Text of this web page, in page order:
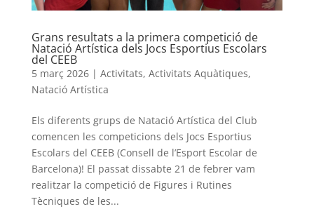
Grans resultats a la primera competició de
Natació Artística dels Jocs Esportius Escolars
del CEEB
5 març 2026| Activitats, Activitats Aquàtiques,
Natació Artística
Els diferents grups de Natació Artística del Club
comencen les competicions dels Jocs Esportius
Escolars del CEEB (Consell de l’Esport Escolar de
Barcelona)! El passat dissabte 21 de febrer vam
realitzar la competició de Figures i Rutines
Tècniques de les...